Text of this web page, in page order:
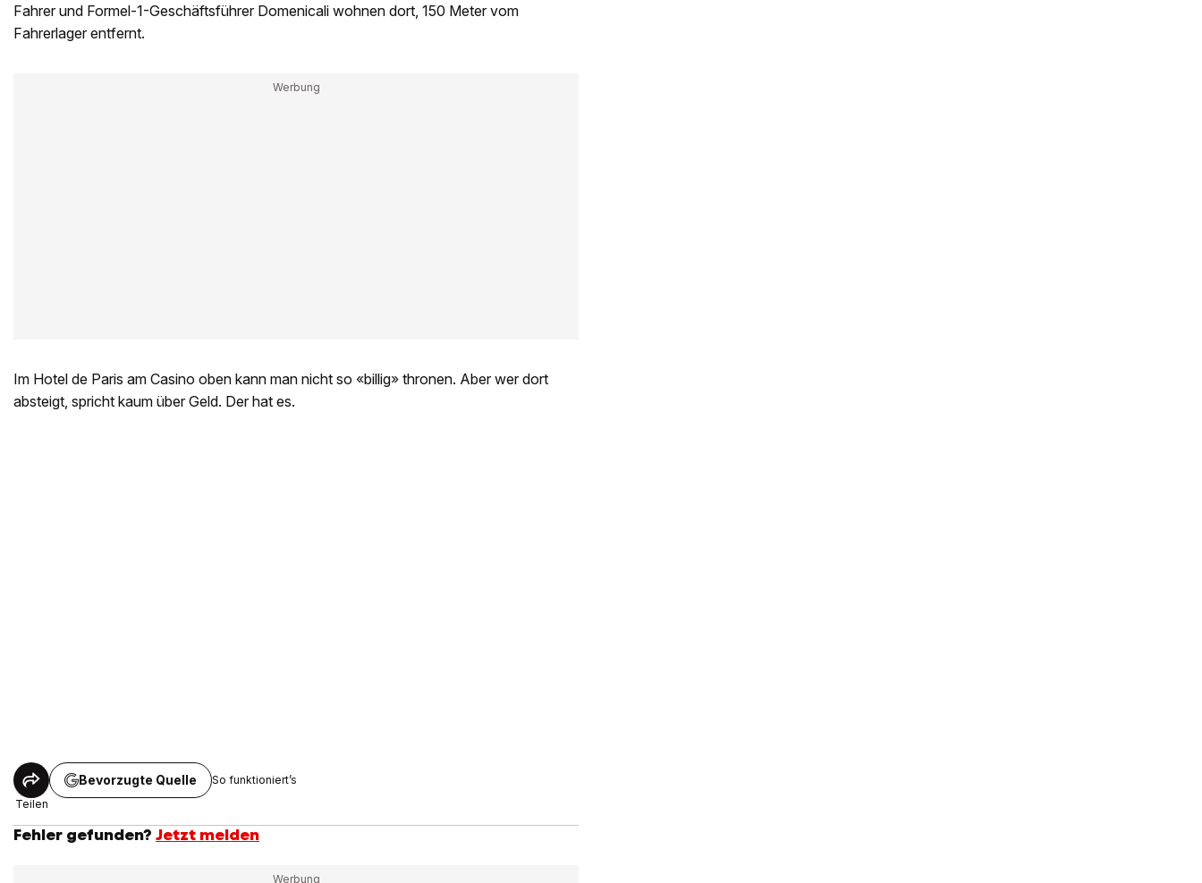
Fahrer und Formel-1-Geschäftsführer Domenicali wohnen dort, 150 Meter vom
Fahrerlager entfernt.
Im Hotel de Paris am Casino oben kann man nicht so «billig» thronen. Aber wer dort
absteigt, spricht kaum über Geld. Der hat es.
Teilen
Bevorzugte Quelle So funktioniert’s
Fehler gefunden? Jetzt melden